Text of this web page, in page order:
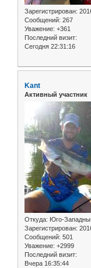
Зарегистрирован:
Сообщений: 267
Уважение: +361
Последний визит:
Сегодня 22:31:16
Kant
Активный участник
Откуда: Юго-
Зарегистрирован:
Сообщений: 501
Уважение: +2999
Последний визит:
Вчера 16:35:44